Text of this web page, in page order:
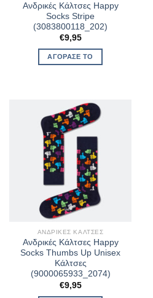
Ανδρικές Κάλτσες Happy
Socks Stripe
(3083800118_202)
€9,95
ΑΓΌΡΑΣΈ ΤΟ
ΑΝΔΡΙΚΈΣ ΚΆΛΤΣΕΣ
Ανδρικές Κάλτσες Happy
Socks Thumbs Up Unisex
Κάλτσες
(9000065933_2074)
€9,95